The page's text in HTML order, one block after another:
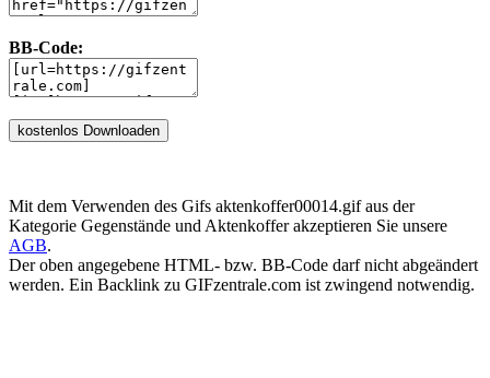
BB-Code:
Mit dem Verwenden des Gifs aktenkoffer00014.gif aus der
Kategorie Gegenstände und Aktenkoffer akzeptieren Sie unsere
AGB.
Der oben angegebene HTML- bzw. BB-Code darf nicht abgeändert
werden. Ein Backlink zu GIFzentrale.com ist zwingend notwendig.